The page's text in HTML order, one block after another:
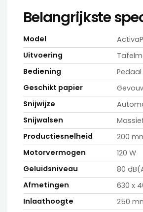
Belangrijkste
Model
Uitvoering
Bediening
Geschikt papier
Snijwijze
Snijwalsen
Productiesnelheid
200
Motorvermogen
120 W
Geluidsniveau
80
Afmetingen
630 x
Inlaathoogte
250